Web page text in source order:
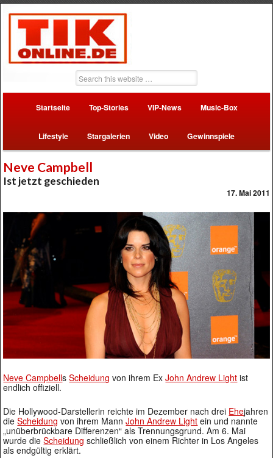
Startseite Top-Stories VIP-News Music-Box
Lifestyle Stargalerien Video Gewinnspiele
Neve Campbell
Ist jetzt geschieden
17. Mai 2011
Neve CampbellsScheidung von ihrem ExJohn Andrew Light ist
endlich offiziell.
Die Hollywood-Darstellerin reichte im Dezember nach drei Ehejahren
dieScheidung von ihrem MannJohn Andrew Light ein und nannte
„unüberbrückbare Differenzen“ als Trennungsgrund. Am 6. Mai
wurde dieScheidung schließlich von einem Richter in Los Angeles
als endgültig erklärt.